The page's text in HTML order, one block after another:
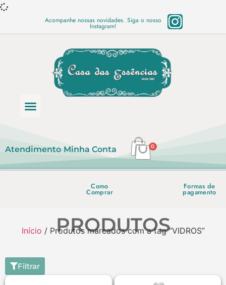
Acompanhe nossas novidades. Siga o nosso
Instagram!
Atendimento Minha Conta 0
Como
Comprar
Formas de
pagamento
PRODUTOS
Início / Produtos marcados com a tag “VIDROS”
Filtrar